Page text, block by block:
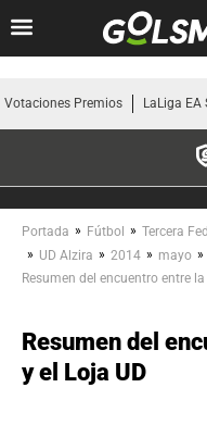
Votaciones Premios LaLiga EA
Portada » Fútbol » Tercera
» UD Alzira » 2014 » mayo »
Resumen del encuentro entre
Resumen del
y el Loja UD